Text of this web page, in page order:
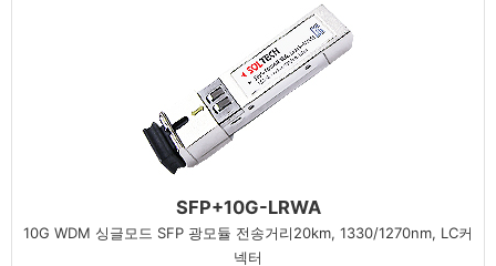
SFP+10G-LRWA
10G WDM 싱글모드 SFP 광모듈 전송거리20km, 1330/1270nm, LC커
넥터